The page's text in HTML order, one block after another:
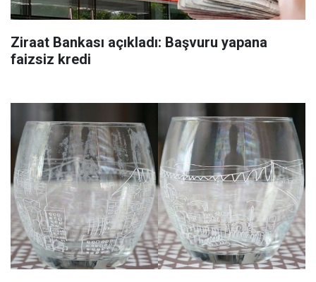
Ziraat Bankası açıkladı: Başvuru yapana
faizsiz kredi